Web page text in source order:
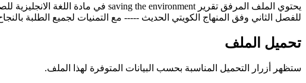
يحتوي الملف المرفق تقرير saving the environment في مادة اللغة الانجليزية للصف الثامن
للفصل الثاني وفق المنهاج الكويتي الحديث ----- مع التمنيات لجميع الطلبة
تحميل الملف
ستظهر أزرار التحميل المناسبة بحسب البيانات المتوفرة لهذا الملف.